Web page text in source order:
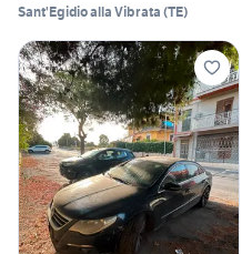
Sant'Egidio alla Vibrata (TE)